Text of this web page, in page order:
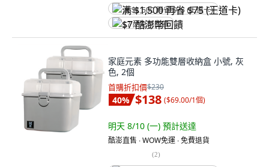
满 $1,500 再省 $75 (王道卡)
$7 酷澎幣回饋
家庭元素 多功能雙層收納盒 小號, 灰
色, 2個
首購折扣價$230
40% $138 ($69.00/1個)
明天 8/10 (一) 預計送達
酷澎直售 ∙ WOW免運 ∙ 免費退貨
(2)